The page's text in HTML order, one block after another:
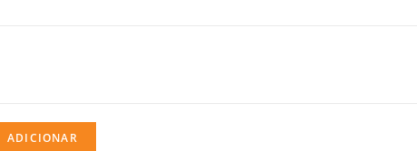
ADICIONAR